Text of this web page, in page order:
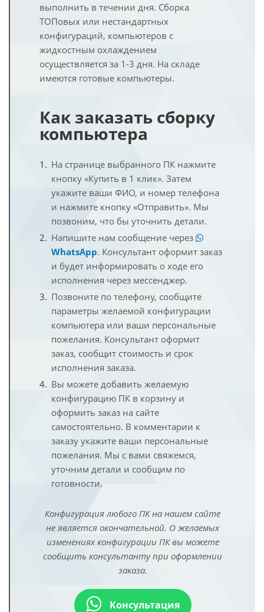
выполнить в течении дня. Сборка
ТОПовых или нестандартных
конфигураций, компьютеров с
жидкостным охлаждением
осуществляется за 1-3 дня. На складе
имеются готовые компьютеры.
Как заказать сборку
компьютера
На странице выбранного ПК нажмите
кнопку «Купить в 1 клик». Затем
укажите ваши ФИО, и номер телефона
и нажмите кнопку «Отправить». Мы
позвоним, что бы уточнить детали.
Напишите нам сообщение через
WhatsApp. Консультант оформит заказ
и будет информировать о ходе его
исполнения через мессенджер.
Позвоните по телефону, сообщите
параметры желаемой конфигурации
компьютера или ваши персональные
пожелания. Консультант оформит
заказ, сообщит стоимость и срок
исполнения заказа.
Вы можете добавить желаемую
конфигурацию ПК в корзину и
оформить заказ на сайте
самостоятельно. В комментарии к
заказу укажите ваши персональные
пожелания. Мы с вами свяжемся,
уточним детали и сообщим по
готовности.
Конфигурация любого ПК на нашем сайте
не является окончательной. О желаемых
изменениях конфигурации ПК вы можете
сообщить консультанту при оформлении
заказа.
Консультация